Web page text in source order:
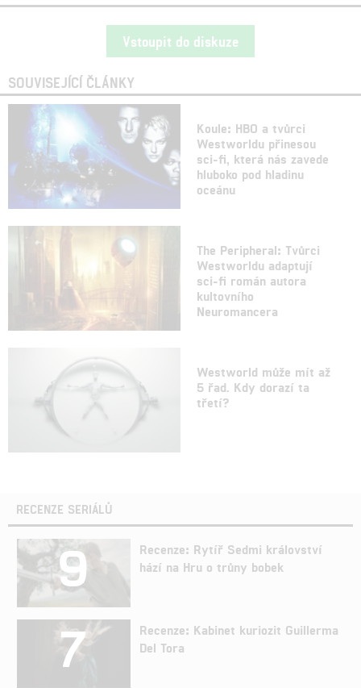
Vstoupit do diskuze
SOUVISEJÍCÍ ČLÁNKY
Koule: HBO a tvůrci
Westworldu přinesou
sci-fi, která nás zavede
hluboko pod hladinu
oceánu
The Peripheral: Tvůrci
Westworldu adaptují
sci-fi román autora
kultovního
Neuromancera
Westworld může mít až
5 řad. Kdy dorazí ta
třetí?
RECENZE SERIÁLŮ
9
Recenze: Rytíř Sedmi království
hází na Hru o trůny bobek
7
Recenze: Kabinet kuriozit Guillerma
Del Tora